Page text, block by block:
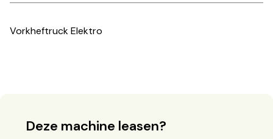
Vorkheftruck Elektro
Deze machine leasen?